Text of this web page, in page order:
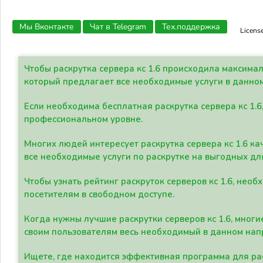
Мы Вконтакте Чат в Telegram Тех.поддержка
Чтобы раскрутка сервера кс 1.6 происходила
который предлагает все необходимые услуги в
Если необходима бесплатная раскрутка сервера кс
профессиональном уровне.
Многих людей интересует раскрутка сервера кс 1.6
все необходимые услуги по раскрутке на выгодных
Чтобы узнать рейтинг раскруток серверов кс 1.6,
посетителям в свободном доступе.
Когда нужны лучшие раскрутки серверов кс 1.6,
своим пользователям весь необходимый в данном
Ищете, где находится эффективная программа для